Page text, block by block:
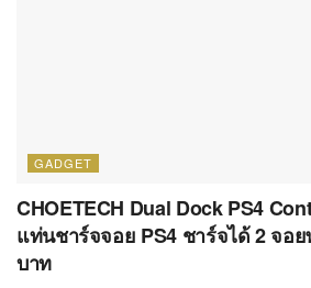
GADGET
CHOETECH Dual Dock PS4
แท่นชาร์จจอย PS4 ชาร์จได้ 2 จอ
บาท